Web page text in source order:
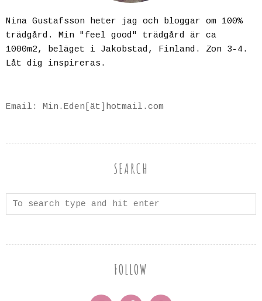
Nina Gustafsson heter jag och bloggar om 100%
trädgård. Min "feel good" trädgård är ca
1000m2, beläget i Jakobstad, Finland. Zon 3-4.
Låt dig inspireras.
Email: Min.Eden[ät]hotmail.com
SEARCH
FOLLOW